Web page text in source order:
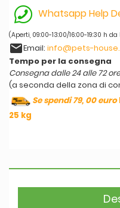
Whatsapp Help
(Aperti, 09:00-13:00/16:00-19:30 h da
emailEmail: info@pets-
Tempo per la consegna
Consegna dalle 24 alle 72
(a seconda della zona di
Se spendi 79, 00 euro
25 kg